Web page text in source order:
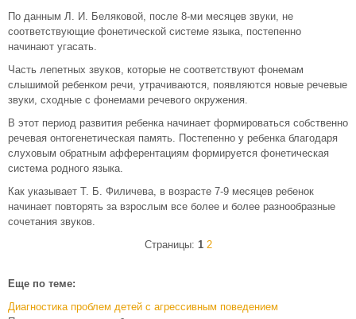
По данным Л. И. Беляковой, после 8-ми месяцев звуки, не
соответствующие фонетической системе языка, постепенно
начинают угасать.
Часть лепетных звуков, которые не соответствуют фонемам
слышимой ребенком речи, утрачиваются, появляются новые речевые
звуки, сходные с фонемами речевого окружения.
В этот период развития ребенка начинает формироваться собственно
речевая онтогенетическая память. Постепенно у ребенка благодаря
слуховым обратным афферентациям формируется фонетическая
система родного языка.
Как указывает Т. Б. Филичева, в возрасте 7-9 месяцев ребенок
начинает повторять за взрослым все более и более разнообразные
сочетания звуков.
Страницы: 1 2
Еще по теме:
Диагностика проблем детей с агрессивным поведением